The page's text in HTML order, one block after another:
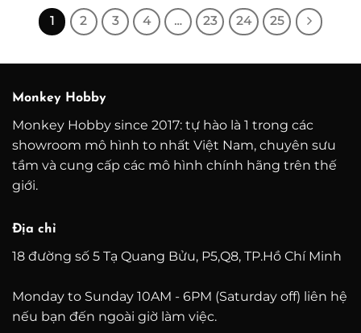
đến
6.000.000 ₫
1 2 3 4 … 23 24 25
Monkey Hobby
Monkey Hobby since 2017: tự hào là 1 trong các
showroom mô hình to nhất Việt Nam, chuyên sưu
tầm và cung cấp các mô hình chính hãng trên thế
giới.
Địa chỉ
18 đường số 5 Tạ Quang Bửu, P5,Q8, TP.Hồ Chí Minh
Monday to Sunday 10AM - 6PM (Saturday off) liên hệ
nếu bạn đến ngoài giờ làm việc.